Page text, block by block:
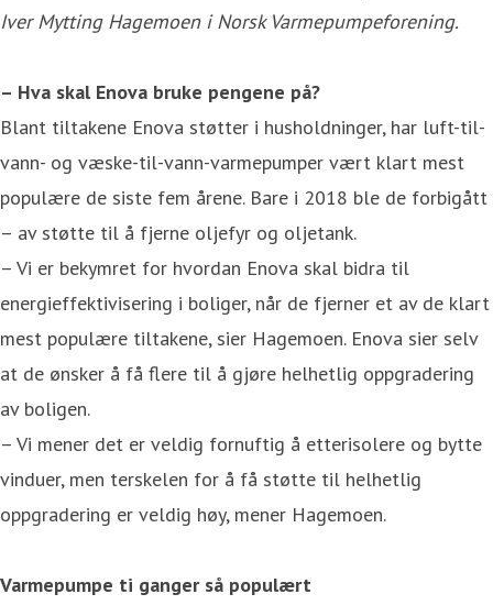
Iver Mytting Hagemoen i Norsk Varmepumpeforening.
– Hva skal Enova bruke pengene på?
Blant tiltakene Enova støtter i husholdninger, har luft-til-
vann- og væske-til-vann-varmepumper vært klart mest
populære de siste fem årene. Bare i 2018 ble de forbigått
– av støtte til å fjerne oljefyr og oljetank.
– Vi er bekymret for hvordan Enova skal bidra til
energieffektivisering i boliger, når de fjerner et av de klart
mest populære tiltakene, sier Hagemoen. Enova sier selv
at de ønsker å få flere til å gjøre helhetlig oppgradering
av boligen.
– Vi mener det er veldig fornuftig å etterisolere og bytte
vinduer, men terskelen for å få støtte til helhetlig
oppgradering er veldig høy, mener Hagemoen.
Varmepumpe ti ganger så populært